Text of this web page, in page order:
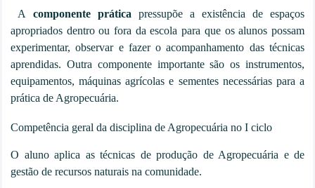
A componente prática pressupõe a existência de espaços
apropriados dentro ou fora da escola para que os alunos possam
experimentar, observar e fazer o acompanhamento das técnicas
aprendidas. Outra componente importante são os instrumentos,
equipamentos, máquinas agrícolas e sementes necessárias para a
prática de Agropecuária.
Competência geral da disciplina de Agropecuária no I ciclo
O aluno aplica as técnicas de produção de Agropecuária e de
gestão de recursos naturais na comunidade.